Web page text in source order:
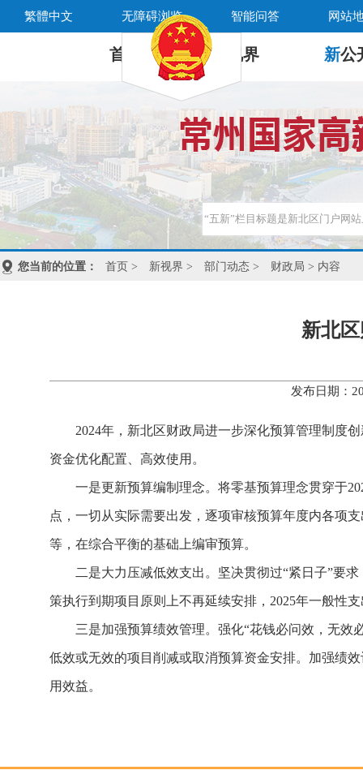
繁體中文 无障碍浏览 智能问答 网站
首 页 新 视界 新公
您当前的位置： 首页 > 新视界 > 部门动态 > 财政局 > 内容
新北
发布日期：
2024年，新北区财政局进一步深化预算管理制度
资金优化配置、高效使用。
一是更新预算编制理念。将零基预算理念贯穿于
点，一切从实际需要出发，逐项审核预算年度内各项
等，在综合平衡的基础上编审预算。
二是大力压减低效支出。坚决贯彻过“紧日子”要
策执行到期项目原则上不再延续安排，2025年一般性
三是加强预算绩效管理。强化“花钱必问效，无
低效或无效的项目削减或取消预算资金安排。加强绩
用效益。